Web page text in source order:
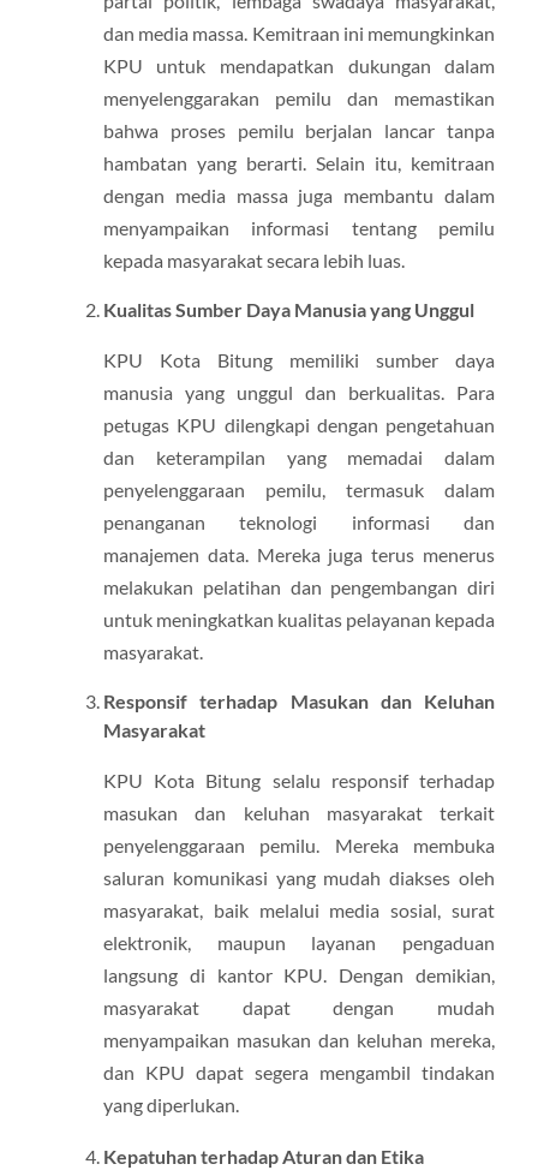
dan media massa. Kemitraan ini memungkinkan
KPU untuk mendapatkan dukungan dalam
menyelenggarakan pemilu dan memastikan
bahwa proses pemilu berjalan lancar tanpa
hambatan yang berarti. Selain itu, kemitraan
dengan media massa juga membantu dalam
menyampaikan informasi tentang pemilu
kepada masyarakat secara lebih luas.
Kualitas Sumber Daya Manusia yang Unggul
KPU Kota Bitung memiliki sumber daya
manusia yang unggul dan berkualitas. Para
petugas KPU dilengkapi dengan pengetahuan
dan keterampilan yang memadai dalam
penyelenggaraan pemilu, termasuk dalam
penanganan teknologi informasi dan
manajemen data. Mereka juga terus menerus
melakukan pelatihan dan pengembangan diri
untuk meningkatkan kualitas pelayanan kepada
masyarakat.
Responsif terhadap Masukan dan Keluhan
Masyarakat
KPU Kota Bitung selalu responsif terhadap
masukan dan keluhan masyarakat terkait
penyelenggaraan pemilu. Mereka membuka
saluran komunikasi yang mudah diakses oleh
masyarakat, baik melalui media sosial, surat
elektronik, maupun layanan pengaduan
langsung di kantor KPU. Dengan demikian,
masyarakat dapat dengan mudah
menyampaikan masukan dan keluhan mereka,
dan KPU dapat segera mengambil tindakan
yang diperlukan.
Kepatuhan terhadap Aturan dan Etika